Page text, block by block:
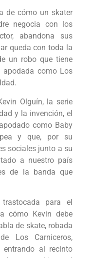
de cómo un skater
negocia con los
abandona sus
queda con toda la
un robo que tiene
apodada como Los
Olguín, la serie
y la invención, el
como Baby
y que, por su
sociales junto a su
a nuestro país
de la banda que
para el
cómo Kevin debe
de skate, robada
Los Carniceros,
al recinto